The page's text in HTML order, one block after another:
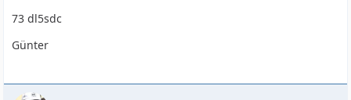
73 dl5sdc
Günter